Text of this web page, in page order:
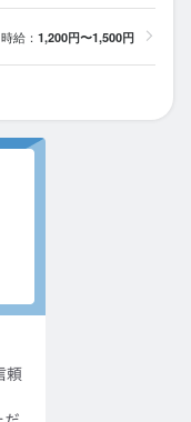
時給： 1,200円〜1,500円